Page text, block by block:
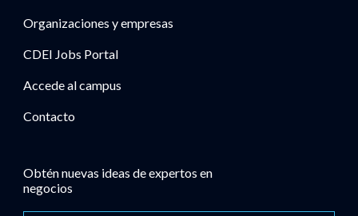
Organizaciones y empresas
CDEI Jobs Portal
Accede al campus
Contacto
Obtén nuevas ideas de expertos en
negocios